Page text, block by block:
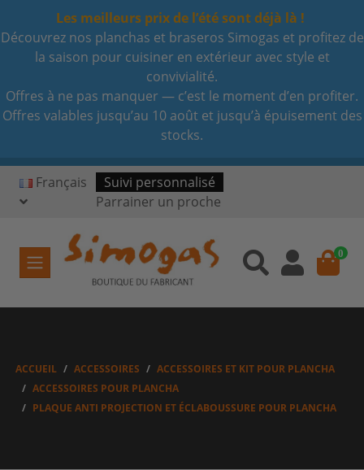
Les meilleurs prix de l’été sont déjà là !
Découvrez nos planchas et braseros Simogas et profitez de
la saison pour cuisiner en extérieur avec style et
convivialité.
Offres à ne pas manquer — c’est le moment d’en profiter.
Offres valables jusqu’au 10 août et jusqu’à épuisement des
stocks.
Français
Suivi personnalisé
Parrainer un proche
0
ACCUEIL ACCESSOIRES
ACCESSOIRES ET KIT POUR PLANCHA
ACCESSOIRES POUR PLANCHA
PLAQUE ANTI PROJECTION ET ÉCLABOUSSURE POUR PLANCHA